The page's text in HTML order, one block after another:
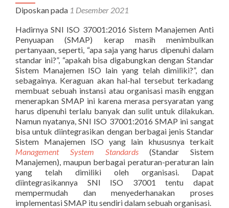
Diposkan pada 1 Desember 2021
Hadirnya SNI ISO 37001:2016 Sistem Manajemen Anti
Penyuapan (SMAP) kerap masih menimbulkan
pertanyaan, seperti, “apa saja yang harus dipenuhi dalam
standar ini?”, “apakah bisa digabungkan dengan Standar
Sistem Manajemen ISO lain yang telah dimiliki?”, dan
sebagainya. Keraguan akan hal-hal tersebut terkadang
membuat sebuah instansi atau organisasi masih enggan
menerapkan SMAP ini karena merasa persyaratan yang
harus dipenuhi terlalu banyak dan sulit untuk dilakukan.
Namun nyatanya, SNI ISO 37001:2016 SMAP ini sangat
bisa untuk diintegrasikan dengan berbagai jenis Standar
Sistem Manajemen ISO yang lain khususnya terkait
Management System Standards(Standar Sistem
Manajemen), maupun berbagai peraturan-peraturan lain
yang telah dimiliki oleh organisasi. Dapat
diintegrasikannya SNI ISO 37001 tentu dapat
mempermudah dan menyederhanakan proses
implementasi SMAP itu sendiri dalam sebuah organisasi.